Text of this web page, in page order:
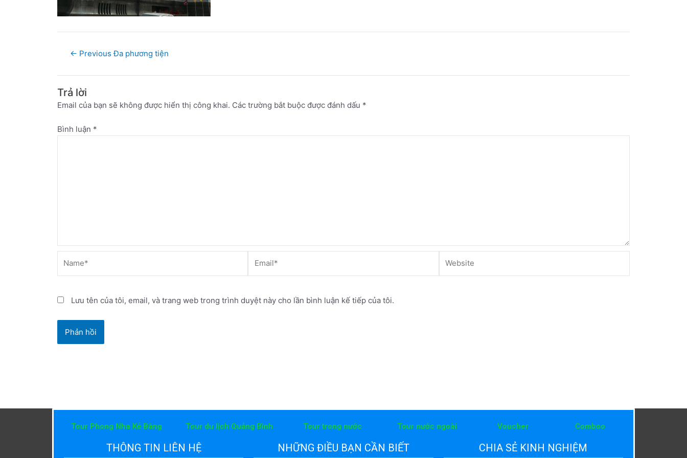
← Previous Đa phương tiện
Trả lời
Email của bạn sẽ không được hiển thị công khai. Các trường bắt buộc được đánh dấu *
Bình luận *
Lưu tên của tôi, email, và trang web trong trình duyệt này cho lần bình luận kế tiếp của tôi.
Tour Phong Nha Kẻ Bàng Tour du lịch Quảng Bình Tour trong nước Tour nước ngoài Voucher Comboo
THÔNG TIN LIÊN HỆ NHỮNG ĐIỀU BẠN CẦN BIẾT CHIA SẺ KINH NGHIỆM